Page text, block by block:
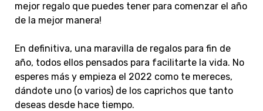
mejor regalo que puedes tener para comenzar el año
de la mejor manera!
En definitiva, una maravilla de regalos para fin de
año, todos ellos pensados para facilitarte la vida. No
esperes más y empieza el 2022 como te mereces,
dándote uno (o varios) de los caprichos que tanto
deseas desde hace tiempo.